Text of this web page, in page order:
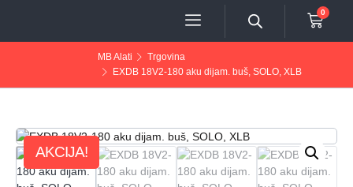
0
MB Alati
Trgovina
EXDB 18V2-180 aku dijam. buš, SOLO, XLB
AKCIJA!